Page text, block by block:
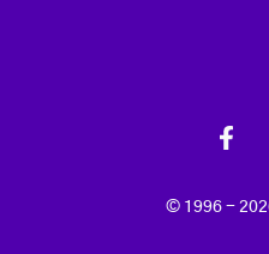
© 1996 -